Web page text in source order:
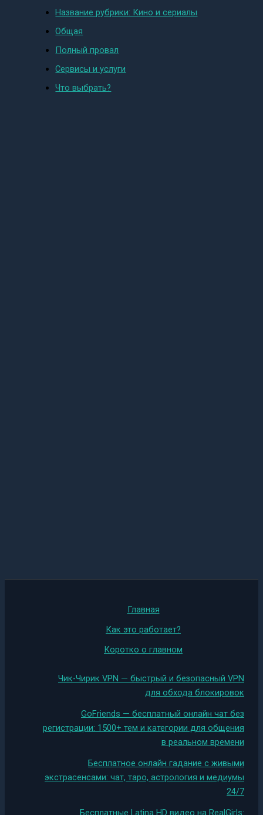
Название рубрики: Кино и сериалы
Общая
Полный провал
Сервисы и услуги
Что выбрать?
Главная
Как это работает?
Коротко о главном
Чик-Чирик VPN — быстрый и безопасный VPN
для обхода блокировок
GoFriends — бесплатный онлайн чат без
регистрации: 1500+ тем и категории для общения
в реальном времени
Бесплатное онлайн гадание с живыми
экстрасенсами: чат, таро, астрология и медиумы
24/7
Бесплатные Latina HD видео на RealGirls: